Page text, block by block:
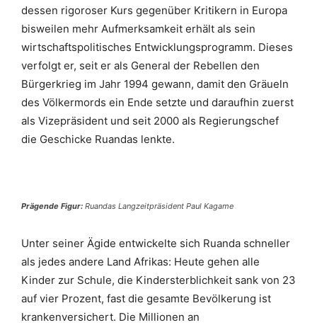
dessen rigoroser Kurs gegenüber Kritikern in Europa
bisweilen mehr Aufmerksamkeit erhält als sein
wirtschaftspolitisches Entwicklungsprogramm. Dieses
verfolgt er, seit er als General der Rebellen den
Bürgerkrieg im Jahr 1994 gewann, damit den Gräueln
des Völkermords ein Ende setzte und daraufhin zuerst
als Vizepräsident und seit 2000 als Regierungschef
die Geschicke Ruandas lenkte.
Prägende Figur: Ruandas Langzeitpräsident Paul Kagame
Unter seiner Ägide entwickelte sich Ruanda schneller
als jedes andere Land Afrikas: Heute gehen alle
Kinder zur Schule, die Kindersterblichkeit sank von 23
auf vier Prozent, fast die gesamte Bevölkerung ist
krankenversichert. Die Millionen an